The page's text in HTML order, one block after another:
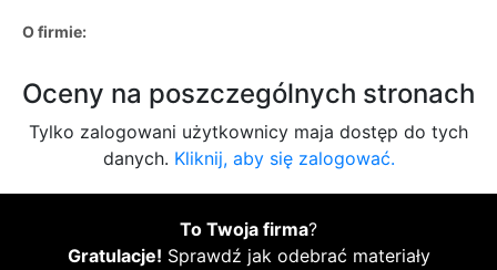
O firmie:
Oceny na poszczególnych stronach
Tylko zalogowani użytkownicy maja dostęp do tych
danych. Kliknij, aby się zalogować.
To Twoja firma?
Gratulacje! Sprawdź jak odebrać materiały